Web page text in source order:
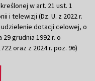
w art. 21 ust. 1
i telewizji (Dz. U. z 2022 r.
udzielenie dotacji celowej, o
grudnia 1992 r. o
oraz z 2024 r. poz. 96)